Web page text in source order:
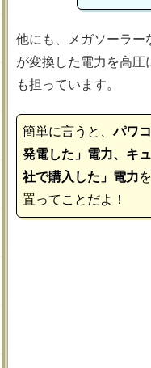
他にも、メガソーラー
が変換した電力を高圧
も担っています。
簡単に言うと、パワ
発電した」電力、キ
社で購入した」電力
置ってことだよ！